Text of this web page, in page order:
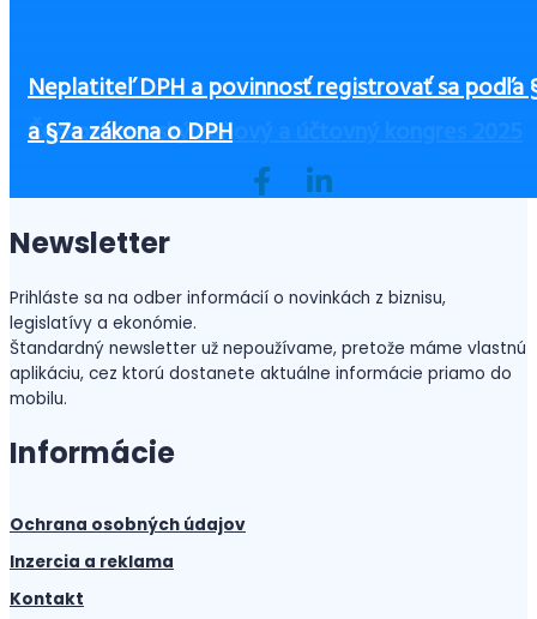
Ako začať podnikať bez peňazí?
Čo zvážiť pri výbere výbavy pre zamestnancov,
ste ušetrili a zvýšili bezpečnosť
Zamestnávatelia pozor! Sociálna poisťovňa
povinné lehoty na predkladanie ELDZ
Účtovníctvo v Maďarsku – prehľad kľúčových
informácií
Československý daňový a účtovný kongres 2025
Neplatiteľ DPH a povinnosť registrovať sa podľa
a §7a zákona o DPH
Newsletter
Prihláste sa na odber informácií o novinkách z biznisu,
legislatívy a ekonómie.
Štandardný newsletter už nepoužívame, pretože máme vlastnú
aplikáciu, cez ktorú dostanete aktuálne informácie priamo do
mobilu.
Informácie
Ochrana osobných údajov
Inzercia a reklama
Kontakt